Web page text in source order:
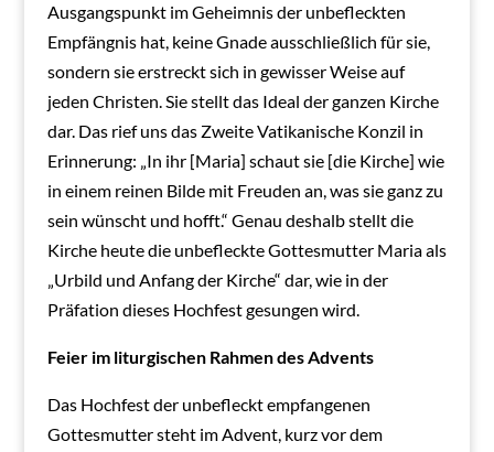
Ausgangspunkt im Geheimnis der unbefleckten
Empfängnis hat, keine Gnade ausschließlich für sie,
sondern sie erstreckt sich in gewisser Weise auf
jeden Christen. Sie stellt das Ideal der ganzen Kirche
dar. Das rief uns das Zweite Vatikanische Konzil in
Erinnerung: „In ihr [Maria] schaut sie [die Kirche] wie
in einem reinen Bilde mit Freuden an, was sie ganz zu
sein wünscht und hofft.“ Genau deshalb stellt die
Kirche heute die unbefleckte Gottesmutter Maria als
„Urbild und Anfang der Kirche“ dar, wie in der
Präfation dieses Hochfest gesungen wird.
Feier im liturgischen Rahmen des Advents
Das Hochfest der unbefleckt empfangenen
Gottesmutter steht im Advent, kurz vor dem